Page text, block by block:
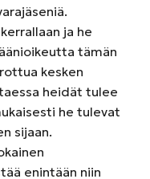
ja he
tämän
kesken
heidät tulee
he tulevat
sijaan.
enintään niin